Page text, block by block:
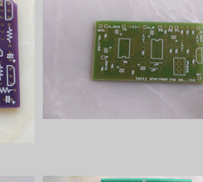
Blender Unitプリント基板
¥600